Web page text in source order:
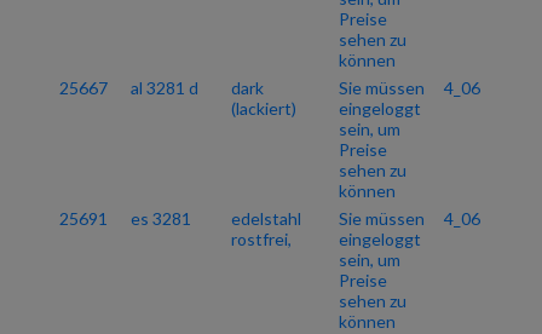
Preise
sehen zu
können
25667 al 3281 d
dark
(lackiert)
Sie müssen
eingeloggt
sein, um
Preise
sehen zu
können
4_06
25691 es 3281
edelstahl
rostfrei,
Sie müssen
eingeloggt
sein, um
Preise
sehen zu
können
4_06